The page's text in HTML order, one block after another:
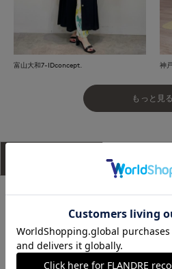
富山大和7-IDconcept. 神
もっと見る
■デザイン
手書き風ペイントタッチのプリン
す。適度にゆとりのある腰回りと
ラックス感とすっきり感を兼ね備
素材ながら着映えのするアイテム